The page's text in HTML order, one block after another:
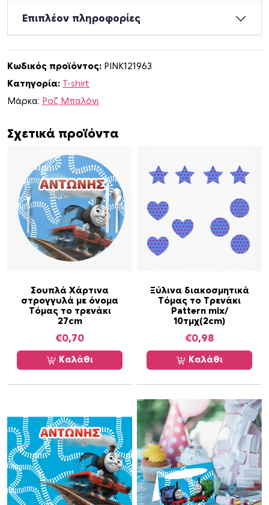
Τ
ό
μ
ς
μ
ε
ό
ν
μ
Επιπλέον πληροφορίες
Κωδικός προϊόντος: PINK121963
Κατηγορία: T-shirt
Μάρκα: Ροζ Μπαλόνι
Σχετικά προϊόντα
Σουπλά Χάρτινα
στρογγυλά με όνομα
Τόμας το τρενάκι
27cm
€0,70
Καλάθι
Ξύλινα διακοσμητικά
Τόμας το Τρενάκι
Pattern mix/
10τμχ(2cm)
€0,98
Καλάθι